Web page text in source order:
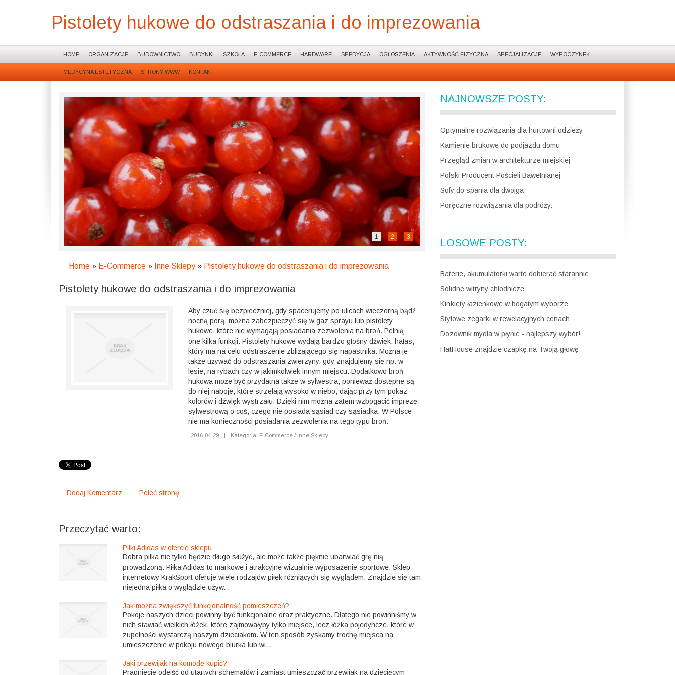
Pistolety hukowe do odstraszania i do imprezowania
HOME ORGANIZACJE BUDOWNICTWO BUDYNKI SZKOŁA E-COMMERCE HARDWARE SPEDYCJA OGŁOSZENIA AKTYWNOŚĆ FIZYCZNA SPECJALIZACJE WYPOCZYNEK
MEDYCYNA ESTETYCZNA STRONY WWW KONTAKT
1 2 3
Home » E-Commerce » Inne Sklepy» Pistolety hukowe do odstraszania i do imprezowania
Pistolety hukowe do odstraszania i do imprezowania
Aby czuć się bezpieczniej, gdy spacerujemy po ulicach wieczorną bądź
nocną porą, można zabezpieczyć się w gaz sprayu lub pistolety
hukowe, które nie wymagają posiadania zezwolenia na broń. Pełnią
one kilka funkcji. Pistolety hukowe wydają bardzo głośny dźwięk; hałas,
który ma na celu odstraszenie zbliżającego się napastnika. Można je
także używać do odstraszania zwierzyny, gdy znajdujemy się np. w
lesie, na rybach czy w jakimkolwiek innym miejscu. Dodatkowo broń
hukowa może być przydatna także w sylwestra, ponieważ dostępne są
do niej naboje, które strzelają wysoko w niebo, dając przy tym pokaz
kolorów i dźwięk wystrzału. Dzięki nim można zatem wzbogacić imprezę
sylwestrową o coś, czego nie posiada sąsiad czy sąsiadka. W Polsce
nie ma konieczności posiadania zezwolenia na tego typu broń.
2016-04-29 | Kategoria: E-Commerce / Inne Sklepy
Dodaj Komentarz Poleć stronę
Przeczytać warto:
Piłki Adidas w ofercie sklepu
Dobra piłka nie tylko będzie długo służyć, ale może także pięknie ubarwiać grę nią
prowadzoną. Piłka Adidas to markowe i atrakcyjne wizualnie wyposażenie sportowe. Sklep
internetowy KrakSport oferuje wiele rodzajów piłek różniących się wyglądem. Znajdzie się tam
niejedna piłka o wyglądzie używ...
Jak można zwiększyć funkcjonalność pomieszczeń?
Pokoje naszych dzieci powinny być funkcjonalne oraz praktyczne. Dlatego nie powinniśmy w
nich stawiać wielkich łóżek, które zajmowałyby tylko miejsce, lecz łóżka pojedyncze, które w
zupełności wystarczą naszym dzieciakom. W ten sposób zyskamy trochę miejsca na
umieszczenie w pokoju nowego biurka lub wi...
Jaki przewijak na komodę kupić?
Pragniecie odejść od utartych schematów i zamiast umieszczać przewijak na dziecięcym
NAJNOWSZE POSTY:
Optymalne rozwiązania dla hurtowni odzieży
Kamienie brukowe do podjazdu domu
Przegląd zmian w architekturze miejskiej
Polski Producent Pościeli Bawełnianej
Sofy do spania dla dwojga
Poręczne rozwiązania dla podróży.
LOSOWE POSTY:
Baterie, akumulatorki warto dobierać starannie
Solidne witryny chłodnicze
Kinkiety łazienkowe w bogatym wyborze
Stylowe zegarki w rewelacyjnych cenach
Dozownik mydła w płynie - najlepszy wybór!
HatHouse znajdzie czapkę na Twoją głowę